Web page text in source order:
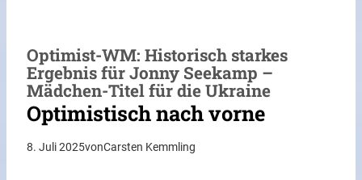
Optimist-WM: Historisch starkes
Ergebnis für Jonny Seekamp –
Mädchen-Titel für die Ukraine
Optimistisch nach vorne
8. Juli 2025vonCarsten Kemmling